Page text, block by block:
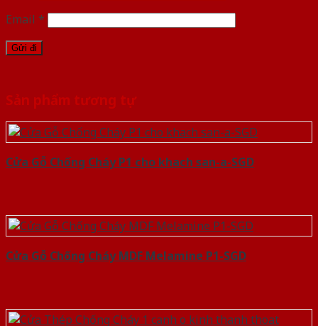
Email *
Sản phẩm tương tự
Cửa Gỗ Chống Cháy P1 cho khach san-a-SGD
Cửa Gỗ Chống Cháy MDF Melamine P1-SGD